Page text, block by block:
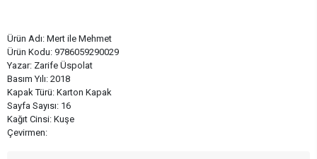
Ürün Adı: Mert ile Mehmet
Ürün Kodu: 9786059290029
Yazar: Zarife Üspolat
Basım Yılı: 2018
Kapak Türü: Karton Kapak
Sayfa Sayısı: 16
Kağıt Cinsi: Kuşe
Çevirmen: